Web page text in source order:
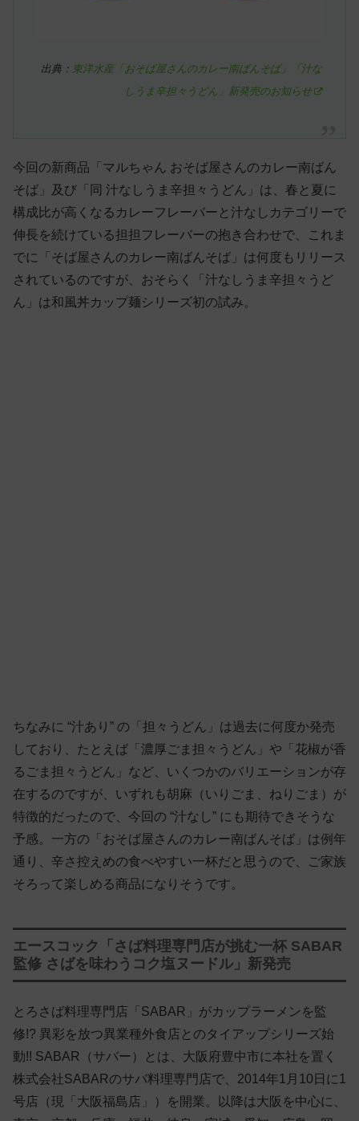
出典： 東洋水産「おそば屋さんのカレー南ばんそば」「汁な
しうま辛担々うどん」新発売のお知らせ
今回の新商品「マルちゃん おそば屋さんのカレー南ばん
そば」及び「同 汁なしうま辛担々うどん」は、春と夏に
構成比が高くなるカレーフレーバーと汁なしカテゴリーで
伸長を続けている担担フレーバーの抱き合わせで、これま
でに「そば屋さんのカレー南ばんそば」は何度もリリース
されているのですが、おそらく「汁なしうま辛担々うど
ん」は和風丼カップ麺シリーズ初の試み。
ちなみに “汁あり” の「担々うどん」は過去に何度か発売
しており、たとえば「濃厚ごま担々うどん」や「花椒が香
るごま担々うどん」など、いくつかのバリエーションが存
在するのですが、いずれも胡麻（いりごま、ねりごま）が
特徴的だったので、今回の “汁なし” にも期待できそうな
予感。一方の「おそば屋さんのカレー南ばんそば」は例年
通り、辛さ控えめの食べやすい一杯だと思うので、ご家族
そろって楽しめる商品になりそうです。
エースコック「さば料理専門店が挑む一杯 SABAR
監修 さばを味わうコク塩ヌードル」新発売
とろさば料理専門店「SABAR」がカップラーメンを監
修!? 異彩を放つ異業種外食店とのタイアップシリーズ始
動!! SABAR（サバー）とは、大阪府豊中市に本社を置く
株式会社SABARのサバ料理専門店で、2014年1月10日に1
号店（現「大阪福島店」）を開業。以降は大阪を中心に、